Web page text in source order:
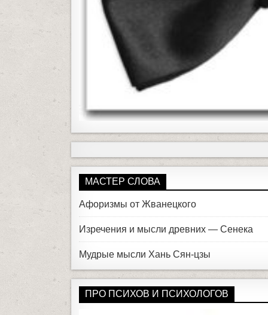
МАСТЕР СЛОВА
Афоризмы от Жванецкого
Изречения и мысли древних — Сенека
Мудрые мысли Хань Сян-цзы
ПРО ПСИХОВ И ПСИХОЛОГОВ